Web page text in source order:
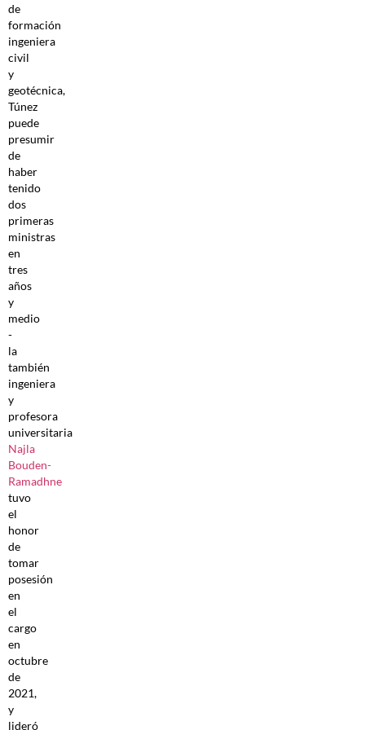
de
formación
ingeniera
civil
y
geotécnica,
Túnez
puede
presumir
de
haber
tenido
dos
primeras
ministras
en
tres
años
y
medio
-
la
también
ingeniera
y
profesora
universitaria
Najla
Bouden-
Ramadhne
tuvo
el
honor
de
tomar
posesión
en
el
cargo
en
octubre
de
2021,
y
lideró